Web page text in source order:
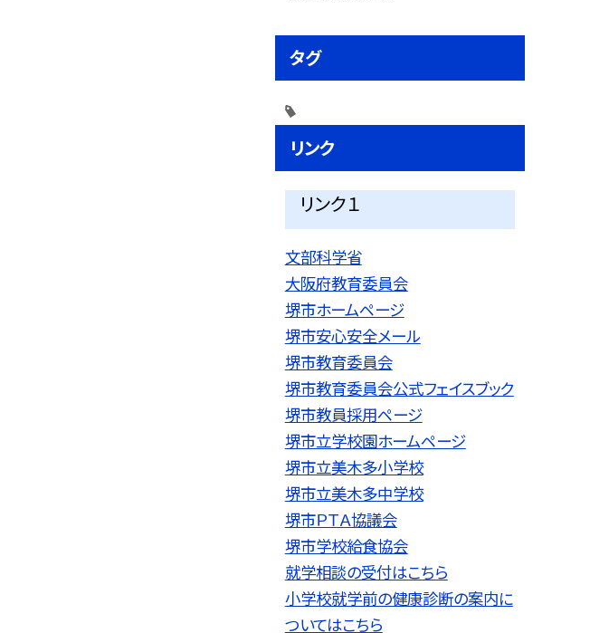
タグ
リンク
リンク１
文部科学省
大阪府教育委員会
堺市ホームページ
堺市安心安全メール
堺市教育委員会
堺市教育委員会公式フェイスブック
堺市教員採用ページ
堺市立学校園ホームページ
堺市立美木多小学校
堺市立美木多中学校
堺市ＰＴＡ協議会
堺市学校給食協会
就学相談の受付はこちら
小学校就学前の健康診断の案内に
ついてはこちら